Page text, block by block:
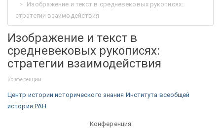
Изображение и текст в средневековых рукописях:
стратегии взаимодействия
Изображение и текст в
средневековых рукописях:
стратегии взаимодействия
Конференции
Центр истории исторического знания Института всеобщей
истории РАН
Конференция